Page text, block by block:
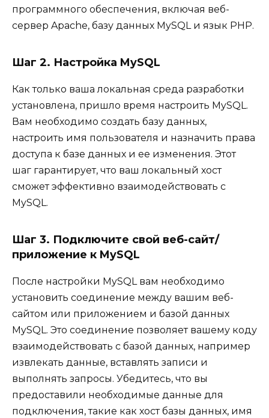
программного обеспечения, включая веб-
сервер Apache, базу данных MySQL и язык PHP.
Шаг 2. Настройка MySQL
Как только ваша локальная среда разработки
установлена, пришло время настроить MySQL.
Вам необходимо создать базу данных,
настроить имя пользователя и назначить права
доступа к базе данных и ее изменения. Этот
шаг гарантирует, что ваш локальный хост
сможет эффективно взаимодействовать с
MySQL.
Шаг 3. Подключите свой веб-сайт/
приложение к MySQL
После настройки MySQL вам необходимо
установить соединение между вашим веб-
сайтом или приложением и базой данных
MySQL. Это соединение позволяет вашему коду
взаимодействовать с базой данных, например
извлекать данные, вставлять записи и
выполнять запросы. Убедитесь, что вы
предоставили необходимые данные для
подключения, такие как хост базы данных, имя